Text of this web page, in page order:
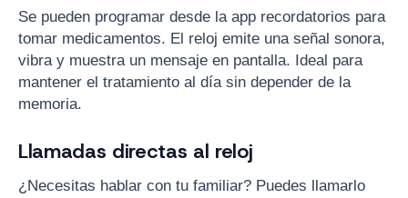
Se pueden programar desde la app recordatorios para
tomar medicamentos. El reloj emite una señal sonora,
vibra y muestra un mensaje en pantalla. Ideal para
mantener el tratamiento al día sin depender de la
memoria.
Llamadas directas al reloj
¿Necesitas hablar con tu familiar? Puedes llamarlo